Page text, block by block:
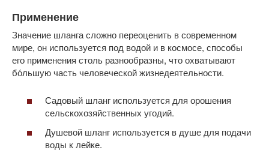
Применение
Значение шланга сложно переоценить в современном
мире, он используется под водой и в космосе, способы
его применения столь разнообразны, что охватывают
бо́льшую часть человеческой жизнедеятельности.
Садовый шланг используется для орошения
сельскохозяйственных угодий.
Душевой шланг используется в душе для подачи
воды к лейке.